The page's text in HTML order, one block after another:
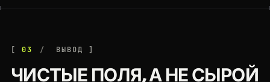
03 ВЫВОД
ЧИСТЫЕ ПОЛЯ, А НЕ СЫРОЙ